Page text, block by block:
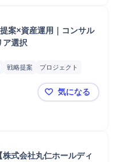
案×資産運用｜コンサル
ア選択
戦略提案
プロジェクト
◤オリック
気になる
式会社丸仁ホールディ